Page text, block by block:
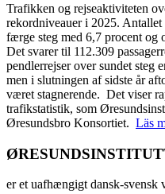
Trafikken og rejseaktiviteten
rekordniveauer i 2025. Antallet
færge steg med 6,7 procent og
Det svarer til 112.309
pendlerrejser over sundet steg
men i slutningen af sidste år
været stagnerende. Det viser
trafikstatistik, som
Øresundsbro Konsortiet. Läs
er et uafhængigt dansk-svensk